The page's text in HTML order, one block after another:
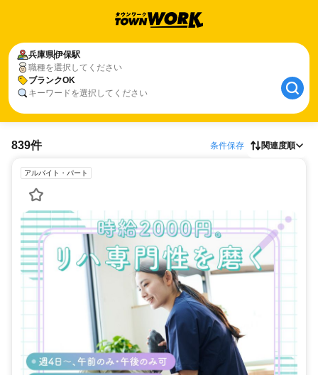
兵庫県伊保駅
職種を選択してください
ブランクOK
キーワードを選択してください
839件 条件保存 関連度順
アルバイト・パート